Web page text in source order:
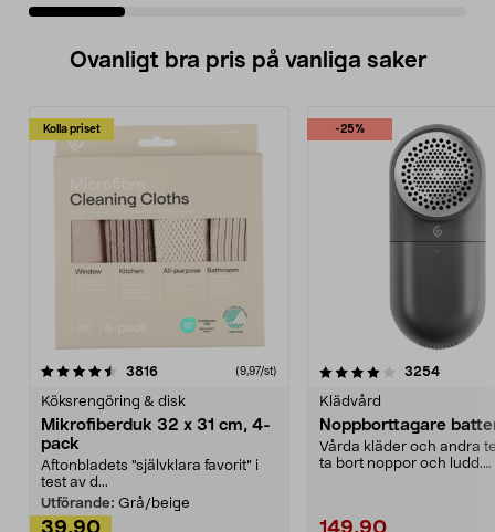
Ovanligt bra pris på vanliga saker
Kolla priset
3816recensioner (9,97/st)
Köksrengöring & disk
Mikrofiberduk 32 x 31 cm, 4-
pack
Aftonbladets "självklara favorit” i
test av d...
Utförande: Grå/beige
-25%
4.0av 5 stjärnor 3254
Klädvård
Noppborttagare
Vårda kläder och andra
ta bort noppor och ludd.
4.5av 5 stjärnor